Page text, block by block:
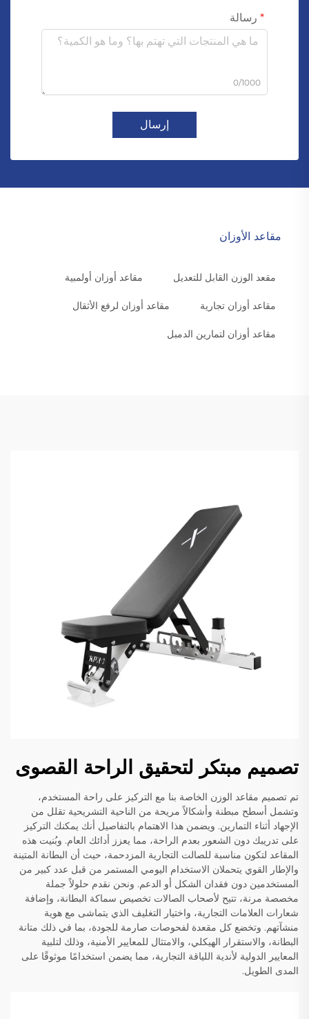
رسالة
0/1000
إرسال
مقاعد الأوزان
مقعد الوزن القابل للتعديل مقاعد أوزان أولمبية
مقاعد أوزان تجارية مقاعد أوزان لرفع الأثقال
مقاعد أوزان لتمارين الدمبل
تصميم مبتكر لتحقيق الراحة القصوى
تم تصميم مقاعد الوزن الخاصة بنا مع التركيز على راحة المستخدم،
وتشمل أسطح مبطنة وأشكالاً مريحة من الناحية التشريحية تقلل من
الإجهاد أثناء التمارين. ويضمن هذا الاهتمام بالتفاصيل أنك يمكنك التركيز
على تدريبك دون الشعور بعدم الراحة، مما يعزز أدائك العام. وبُنيت هذه
المقاعد لتكون مناسبة للصالت التجارية المزدحمة، حيث أن البطانة المتينة
والإطار القوي يتحملان الاستخدام اليومي المستمر من قبل عدد كبير من
المستخدمين دون فقدان الشكل أو الدعم. ونحن نقدم حلولاً جملة
مخصصة مرنة، تتيح لأصحاب الصالات تخصيص سماكة البطانة، وإضافة
شعارات العلامات التجارية، واختيار التغليف الذي يتماشى مع هوية
منشآتهم. وتخضع كل مقعدة لفحوصات صارمة للجودة، بما في ذلك متانة
البطانة، والاستقرار الهيكلي، والامتثال للمعايير الأمنية، وذلك لتلبية
المعايير الدولية لأندية اللياقة التجارية، مما يضمن استخدامًا موثوقًا على
المدى الطويل.